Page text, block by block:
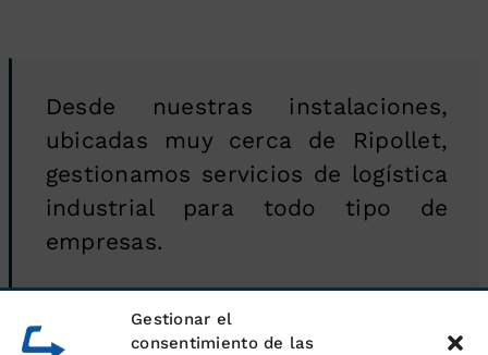
Gestionar el
consentimiento de las
Desde nuestras instalaciones,
ubicadas muy cerca de Ripollet,
gestionamos servicios de logística
industrial para todo tipo de
empresas.